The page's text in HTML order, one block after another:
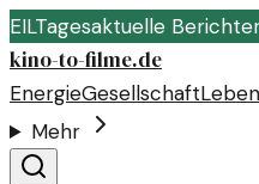
EILTagesaktuelle
kino-to-filme.de
EnergieGesellschaftLeben
Mehr